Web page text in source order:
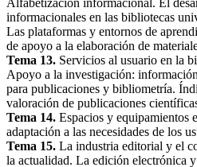
Alfabetización informacional. El
informacionales en las bibliotecas
Las plataformas y entornos de
de apoyo a la elaboración de
Tema 13. Servicios al usuario en la
Apoyo a la investigación:
para publicaciones y bibliometría.
valoración de publicaciones
Tema 14. Espacios y equipamientos
adaptación a las necesidades de los
Tema 15. La industria editorial y el
la actualidad. La edición electrónica